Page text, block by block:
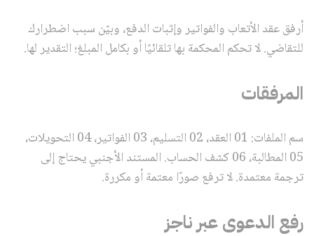
أرفق عقد الأتعاب والفواتير وإثبات الدفع، وبيّن سبب اضطرارك
للتقاضي. لا تحكم المحكمة بها تلقائيًا أو بكامل المبلغ؛ التقدير لها.
المرفقات
سم الملفات: 01 العقد، 02 التسليم، 03 الفواتير، 04 التحويلات،
05 المطالبة، 06 كشف الحساب. المستند الأجنبي يحتاج إلى
ترجمة معتمدة. لا ترفع صورًا معتمة أو مكررة.
رفع الدعوى عبر ناجز